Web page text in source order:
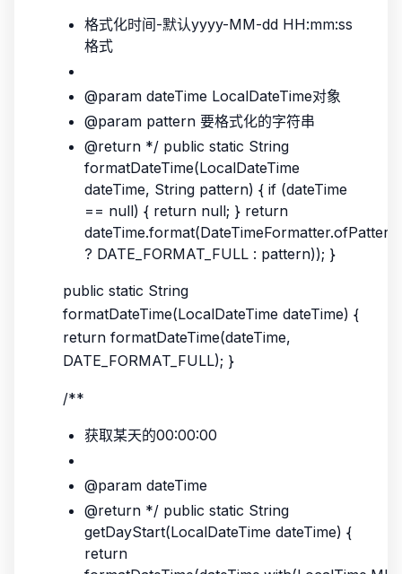
格式化时间-默认yyyy-MM-dd HH:mm:ss
格式
@param dateTime LocalDateTime对象
@param pattern 要格式化的字符串
@return */ public static String
formatDateTime(LocalDateTime
dateTime, String pattern) { if (dateTime
== null) { return null; } return
? DATE_FORMAT_FULL : pattern)); }
public static String
formatDateTime(LocalDateTime dateTime) {
return formatDateTime(dateTime,
DATE_FORMAT_FULL); }
/**
获取某天的00:00:00
@param dateTime
@return */ public static String
getDayStart(LocalDateTime dateTime) {
return